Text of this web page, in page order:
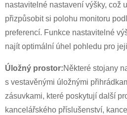
nastavitelné nastavení výšky, což
přizpůsobit si polohu monitoru
preferencí. Funkce nastavitelné
najít optimální úhel pohledu pro
Úložný prostor:Některé stojany
s vestavěnými úložnými
zásuvkami, které poskytují další
kancelářského příslušenství,